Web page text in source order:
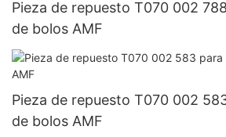
Pieza de repuesto T070 002
de bolos AMF
Pieza de repuesto T070 002
de bolos AMF